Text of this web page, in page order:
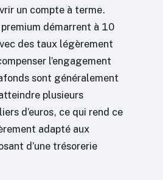
un compte à terme.
démarrent à 10
des taux légèrement
l’engagement
sont généralement
plusieurs
d’euros, ce qui rend ce
adapté aux
d’une trésorerie